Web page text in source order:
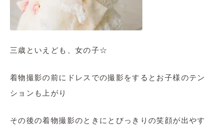
三歳といえども、女の子☆
着物撮影の前にドレスでの撮影をするとお子様のテン
ションも上がり
その後の着物撮影のときにとびっきりの笑顔が出やす